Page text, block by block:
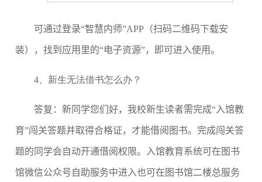
可通过登录“智慧内师”APP （扫码二维码下载安
装），找到应用里的“电子资源”，即可进入使用。
4、 新生无法借书怎么办？
答复：新同学您们好，我校新生读者需完成“入馆教
育”闯关答题并取得合格证，才能借阅图书。完成闯关答
题的同学会自动开通借阅权限。入馆教育系统可在图书
馆微信公众号自助服务中进入也可在图书馆二楼总服务